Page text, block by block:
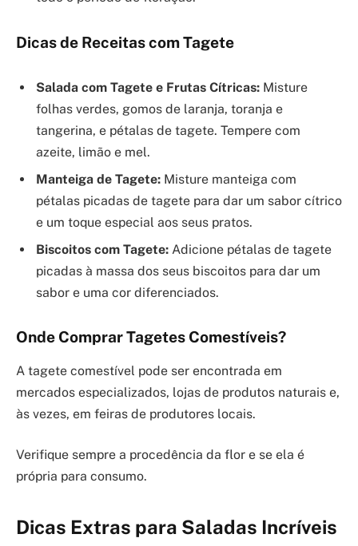
Dicas de Receitas com Tagete
Salada com Tagete e Frutas Cítricas: Misture
folhas verdes, gomos de laranja, toranja e
tangerina, e pétalas de tagete. Tempere com
azeite, limão e mel.
Manteiga de Tagete: Misture manteiga com
pétalas picadas de tagete para dar um sabor cítrico
e um toque especial aos seus pratos.
Biscoitos com Tagete: Adicione pétalas de tagete
picadas à massa dos seus biscoitos para dar um
sabor e uma cor diferenciados.
Onde Comprar Tagetes Comestíveis?
A tagete comestível pode ser encontrada em
mercados especializados, lojas de produtos naturais e,
às vezes, em feiras de produtores locais.
Verifique sempre a procedência da flor e se ela é
própria para consumo.
Dicas Extras para Saladas Incríveis